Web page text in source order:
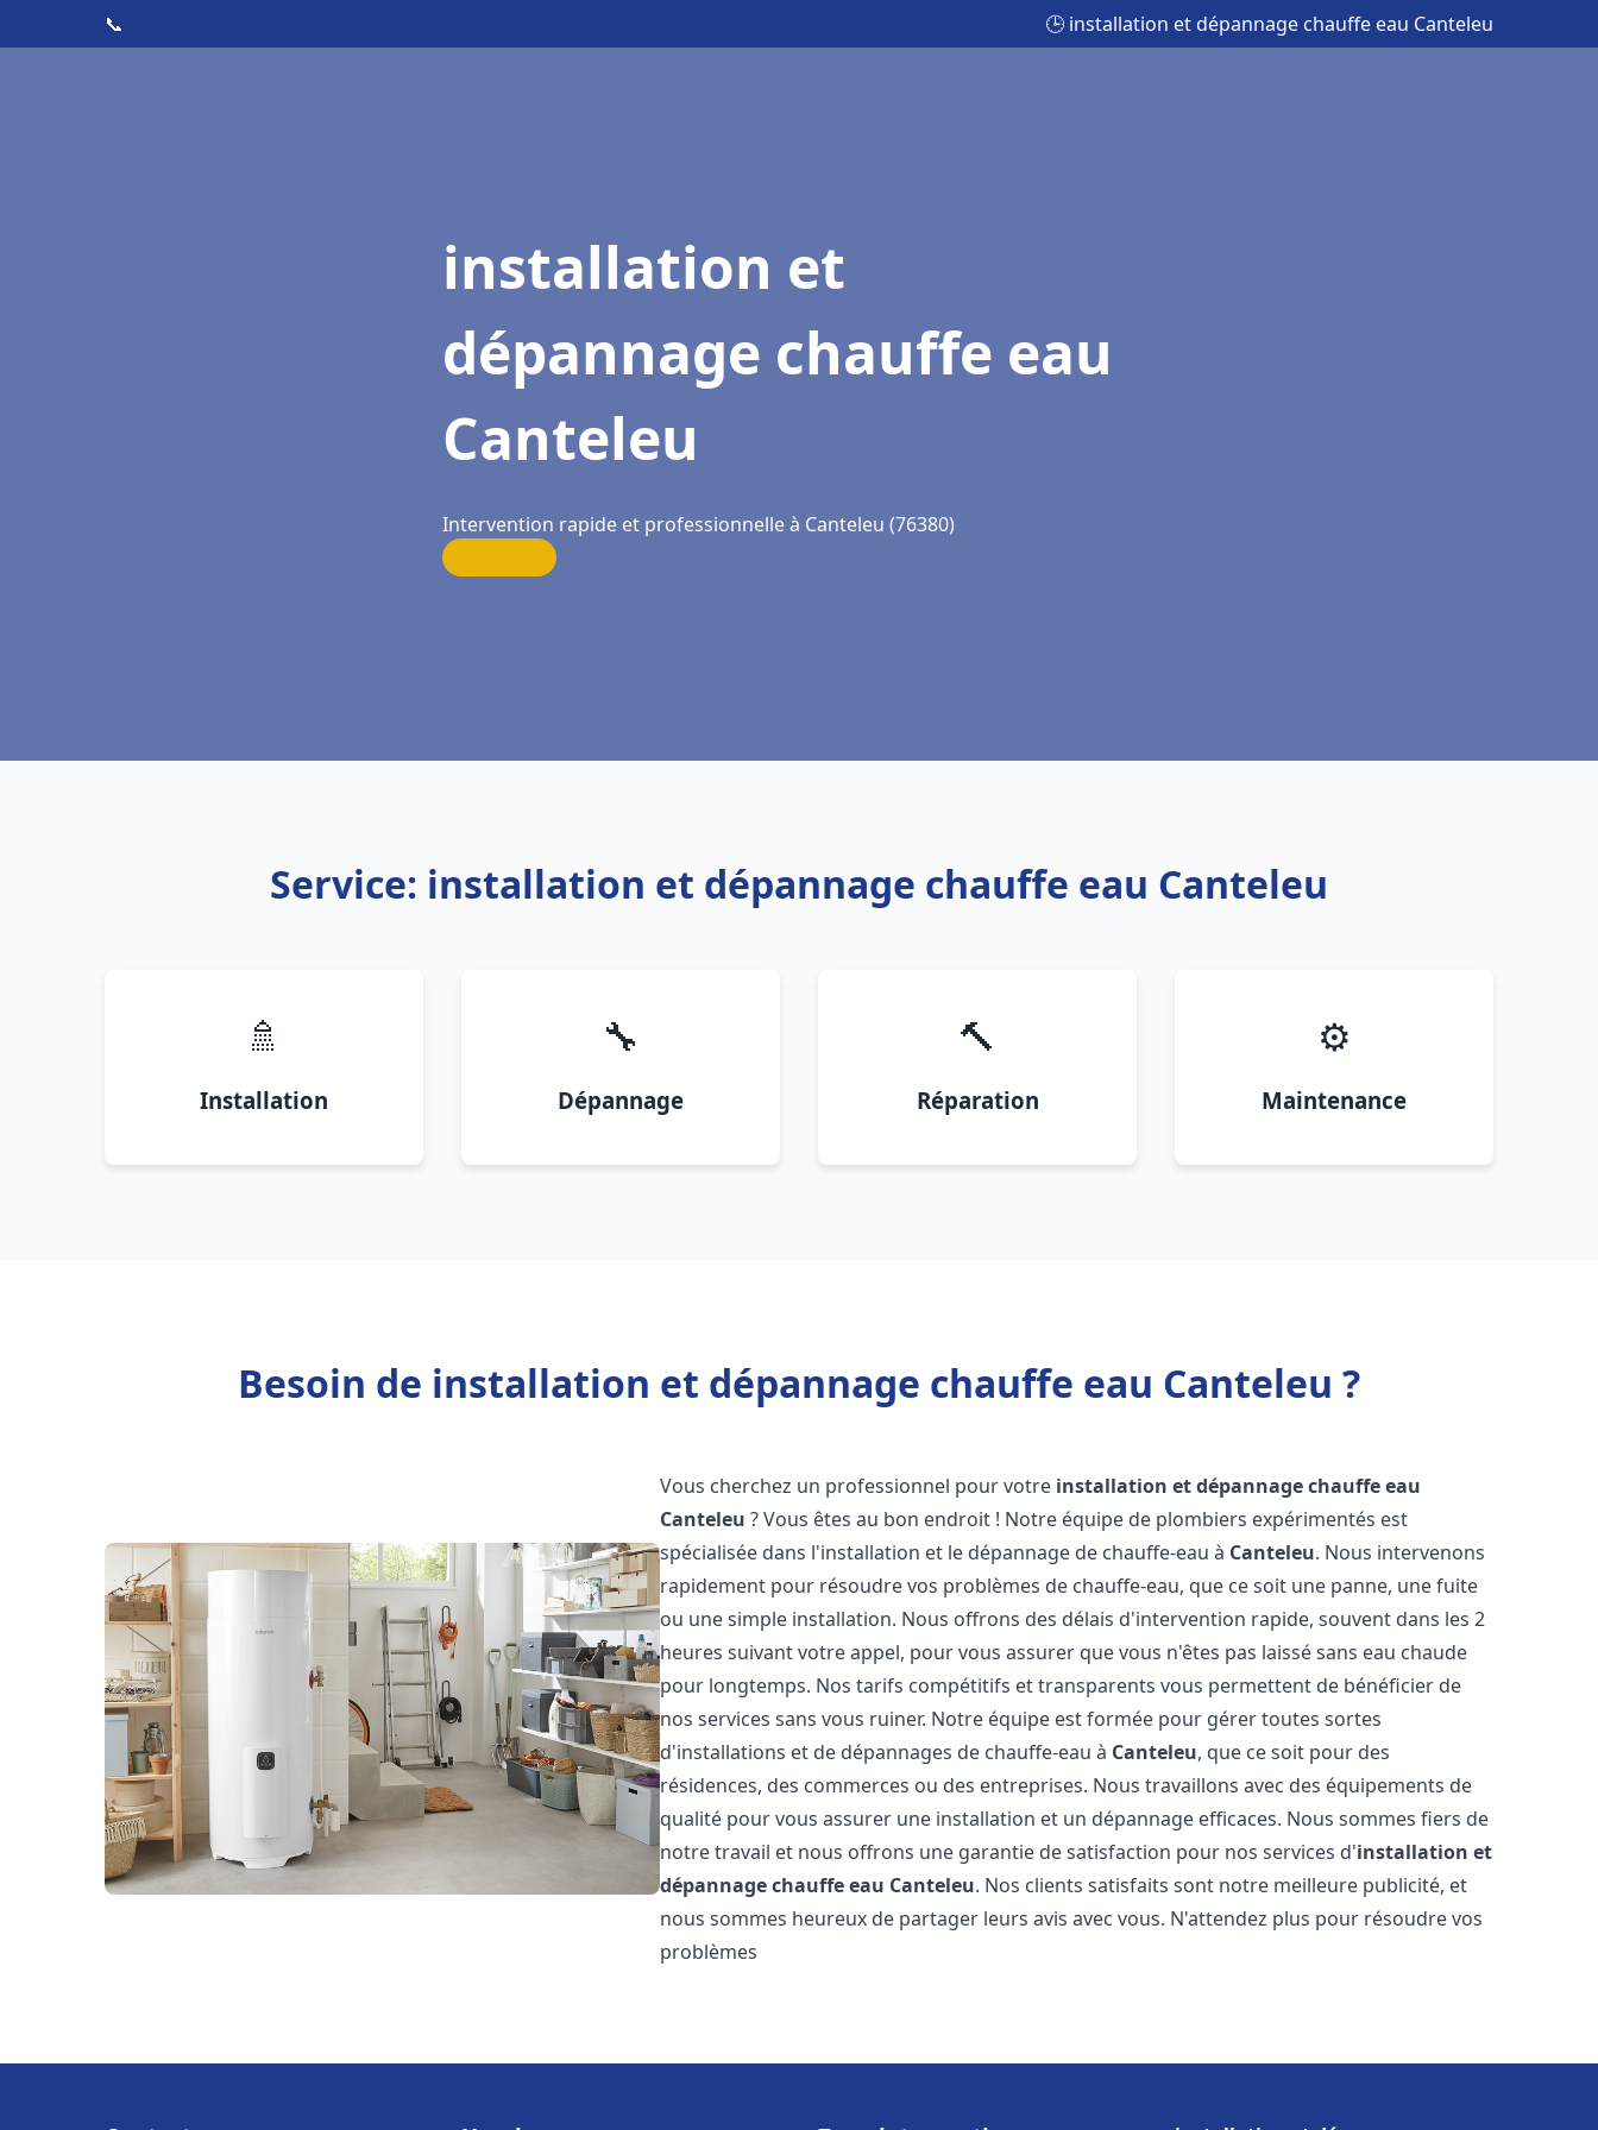
📞 🕒 installation et dépannage chauffe eau Canteleu
installation et
dépannage chauffe eau
Canteleu
Intervention rapide et professionnelle à Canteleu (76380)
Service: installation et dépannage chauffe eau Canteleu
🚿
Installation
🔧
Dépannage
🔨
Réparation
⚙️
Maintenance
Besoin de installation et dépannage chauffe eau Canteleu ?
Vous cherchez un professionnel pour votre installation et dépannage chauffe eau
Canteleu ? Vous êtes au bon endroit ! Notre équipe de plombiers expérimentés est
spécialisée dans l'installation et le dépannage de chauffe-eau à Canteleu. Nous intervenons
rapidement pour résoudre vos problèmes de chauffe-eau, que ce soit une panne, une fuite
ou une simple installation. Nous offrons des délais d'intervention rapide, souvent dans les 2
heures suivant votre appel, pour vous assurer que vous n'êtes pas laissé sans eau chaude
pour longtemps. Nos tarifs compétitifs et transparents vous permettent de bénéficier de
nos services sans vous ruiner. Notre équipe est formée pour gérer toutes sortes
d'installations et de dépannages de chauffe-eau à Canteleu, que ce soit pour des
résidences, des commerces ou des entreprises. Nous travaillons avec des équipements de
qualité pour vous assurer une installation et un dépannage efficaces. Nous sommes fiers de
notre travail et nous offrons une garantie de satisfaction pour nos services d'installation et
dépannage chauffe eau Canteleu. Nos clients satisfaits sont notre meilleure publicité, et
nous sommes heureux de partager leurs avis avec vous. N'attendez plus pour résoudre vos
problèmes